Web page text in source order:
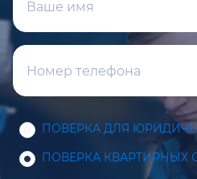
ПОВЕРКА ДЛЯ
ПОВЕРКА КВАРТИРНЫХ